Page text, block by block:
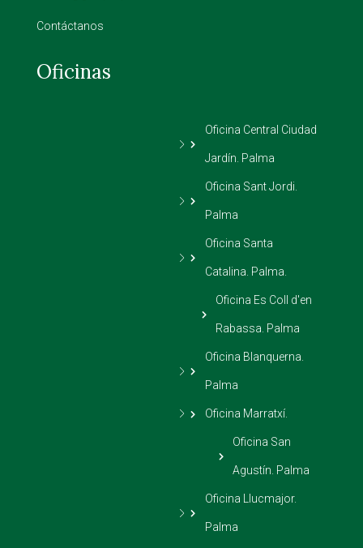
Contáctanos
Oficinas
Oficina Central Ciudad
Jardín. Palma
Oficina Sant Jordi.
Palma
Oficina Santa
Catalina. Palma.
Oficina Es Coll d'en
Rabassa. Palma
Oficina Blanquerna.
Palma
Oficina Marratxí.
Oficina San
Agustín. Palma
Oficina Llucmajor.
Palma